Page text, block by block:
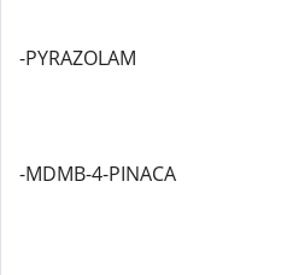
-PYRAZOLAM
-MDMB-4-PINACA